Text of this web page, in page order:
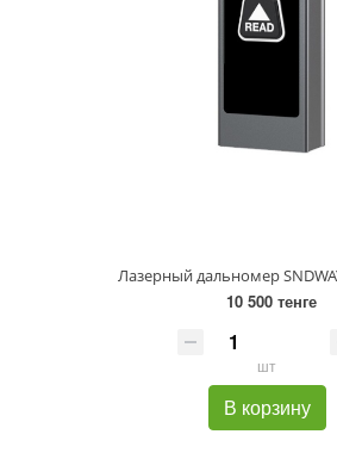
Лазерный дальномер
10 500 тенге
шт
В корзину